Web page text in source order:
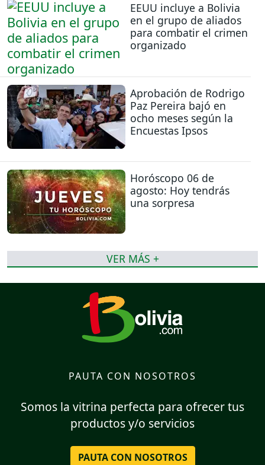
EEUU incluye a Bolivia
en el grupo de aliados
para combatir el crimen
organizado
Aprobación de Rodrigo
Paz Pereira bajó en
ocho meses según la
Encuestas Ipsos
Horóscopo 06 de
agosto: Hoy tendrás
una sorpresa
VER MÁS +
PAUTA CON NOSOTROS
Somos la vitrina perfecta para ofrecer tus
productos y/o servicios
PAUTA CON NOSOTROS